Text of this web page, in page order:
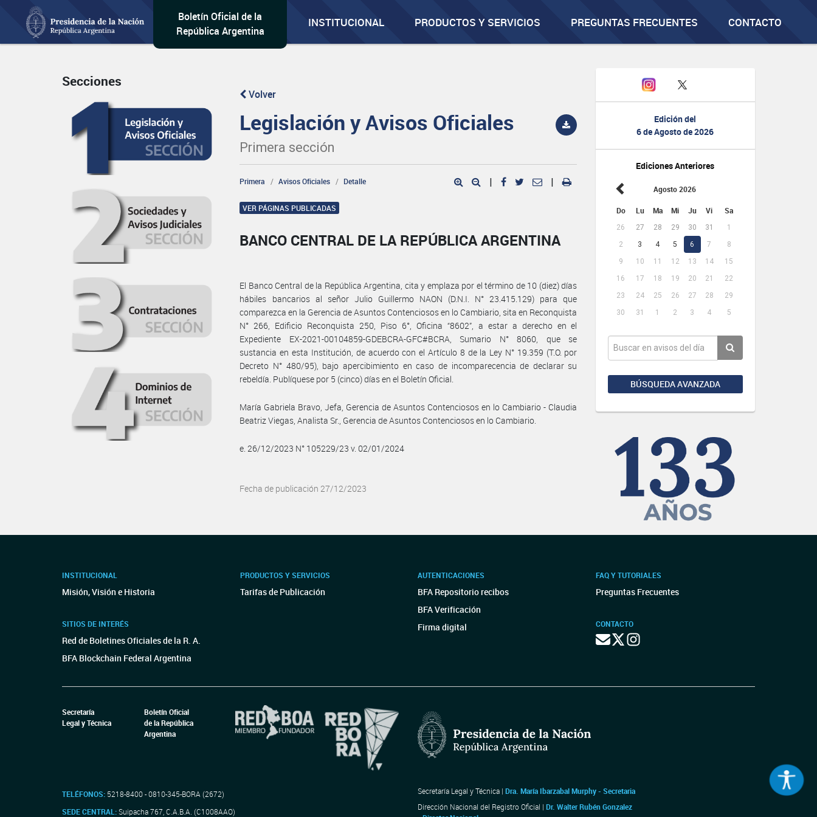
Boletín Oficial de la
República Argentina
INSTITUCIONAL PRODUCTOS Y SERVICIOS PREGUNTAS FRECUENTES CONTACTO
Edición del
6 de Agosto de 2026
Ediciones Anteriores
Agosto 2026
Do Lu Ma Mi Ju Vi Sa
26 27 28 29 30 31
1
2
3 4 5 6 7
8
9
10 11 12 13 14
15
16
17 18 19 20 21
22
23
24 25 26 27 28
29
30
31 1 2 3 4 5
BÚSQUEDA AVANZADA
Secciones
Volver
Legislación y Avisos Oficiales
Primera sección
Primera Avisos Oficiales Detalle | |
VER PÁGINAS PUBLICADAS
BANCO CENTRAL DE LA REPÚBLICA ARGENTINA
El Banco Central de la República Argentina, cita y emplaza por el término de 10 (diez) días
hábiles bancarios al señor Julio Guillermo NAON (D.N.I. N° 23.415.129) para que
comparezca en la Gerencia de Asuntos Contenciosos en lo Cambiario, sita en Reconquista
N° 266, Edificio Reconquista 250, Piso 6°, Oficina “8602”, a estar a derecho en el
Expediente EX-2021-00104859-GDEBCRA-GFC#BCRA, Sumario N° 8060, que se
sustancia en esta Institución, de acuerdo con el Artículo 8 de la Ley N° 19.359 (T.O. por
Decreto N° 480/95), bajo apercibimiento en caso de incomparecencia de declarar su
rebeldía. Publíquese por 5 (cinco) días en el Boletín Oficial.
María Gabriela Bravo, Jefa, Gerencia de Asuntos Contenciosos en lo Cambiario - Claudia
Beatriz Viegas, Analista Sr., Gerencia de Asuntos Contenciosos en lo Cambiario.
e. 26/12/2023 N° 105229/23 v. 02/01/2024
Fecha de publicación 27/12/2023
INSTITUCIONAL
Misión, Visión e Historia
SITIOS DE INTERÉS
Red de Boletines Oficiales de la R. A.
BFA Blockchain Federal Argentina
PRODUCTOS Y SERVICIOS
Tarifas de Publicación
AUTENTICACIONES
BFA Repositorio recibos
BFA Verificación
Firma digital
FAQ Y TUTORIALES
Preguntas Frecuentes
CONTACTO
Secretaría
Legal y Técnica
Boletín Oficial
de la República
Argentina
TELÉFONOS: 5218-8400 - 0810-345-BORA (2672)
SEDE CENTRAL:Suipacha 767, C.A.B.A. (C1008AAO)
Secretaría Legal y Técnica | Dra. María Ibarzabal Murphy - Secretaria
Dirección Nacional del Registro Oficial | Dr. Walter Rubén Gonzalez